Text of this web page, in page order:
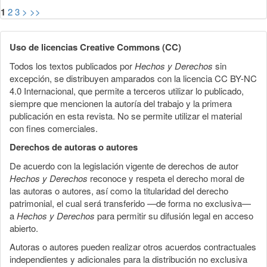
1 23 > >>
Uso de licencias Creative Commons (CC)
Todos los textos publicados porHechos y Derechos sin
excepción, se distribuyen amparados con la licencia CC BY-NC
4.0 Internacional, que permite a terceros utilizar lo publicado,
siempre que mencionen la autoría del trabajo y la primera
publicación en esta revista. No se permite utilizar el material
con fines comerciales.
Derechos de autoras o autores
De acuerdo con la legislación vigente de derechos de autor
Hechos y Derechos reconoce y respeta el derecho moral de
las autoras o autores, así como la titularidad del derecho
patrimonial, el cual será transferido —de forma no exclusiva—
aHechos y Derechos para permitir su difusión legal en acceso
abierto.
Autoras o autores pueden realizar otros acuerdos contractuales
independientes y adicionales para la distribución no exclusiva